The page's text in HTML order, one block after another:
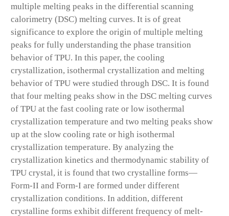
multiple melting peaks in the differential scanning
calorimetry (DSC) melting curves. It is of great
significance to explore the origin of multiple melting
peaks for fully understanding the phase transition
behavior of TPU. In this paper, the cooling
crystallization, isothermal crystallization and melting
behavior of TPU were studied through DSC. It is found
that four melting peaks show in the DSC melting curves
of TPU at the fast cooling rate or low isothermal
crystallization temperature and two melting peaks show
up at the slow cooling rate or high isothermal
crystallization temperature. By analyzing the
crystallization kinetics and thermodynamic stability of
TPU crystal, it is found that two crystalline forms—
Form-II and Form-I are formed under different
crystallization conditions. In addition, different
crystalline forms exhibit different frequency of melt-